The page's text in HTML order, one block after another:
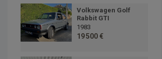
Volkswagen Golf
Rabbit GTI
1983
19 500 €